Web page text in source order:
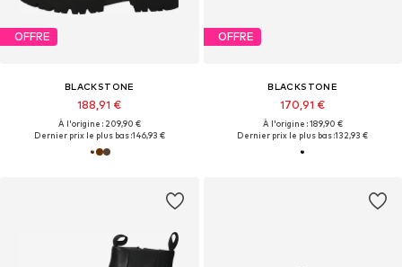
OFFRE
BLACKSTONE
188,91 €
À l'origine : 209,90 €
Dernier prix le plus bas :146,93 €
OFFRE
BLACKSTONE
170,91 €
À l'origine : 189,90 €
Dernier prix le plus bas :132,93 €